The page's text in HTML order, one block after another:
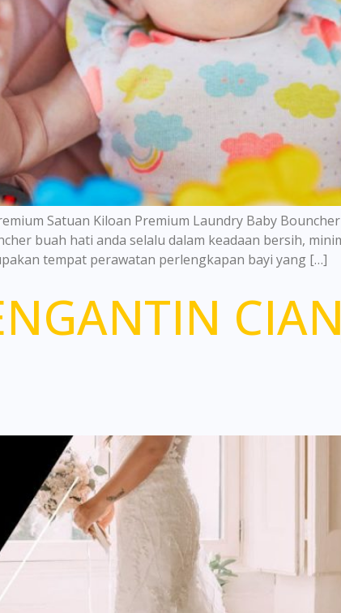
Satuan Kiloan Premium Laundry Baby
buah hati anda selalu dalam keadaan bersih,
tempat perawatan perlengkapan bayi yang […]